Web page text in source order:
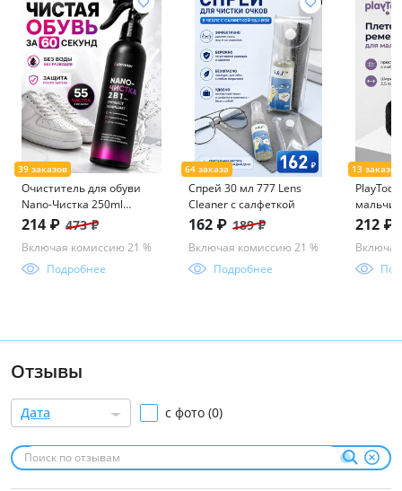
Очиститель для обуви
Nano-Чистка 250ml
icleaner
214 ₽ 473 ₽
Включая комиссию 21 %
Подробнее
Спрей 30 мл 777 Lens
Cleaner с салфеткой
162 ₽ 189 ₽
Включая комиссию 21 %
Подробнее
212 ₽
Отзывы
Дата с фото (0)